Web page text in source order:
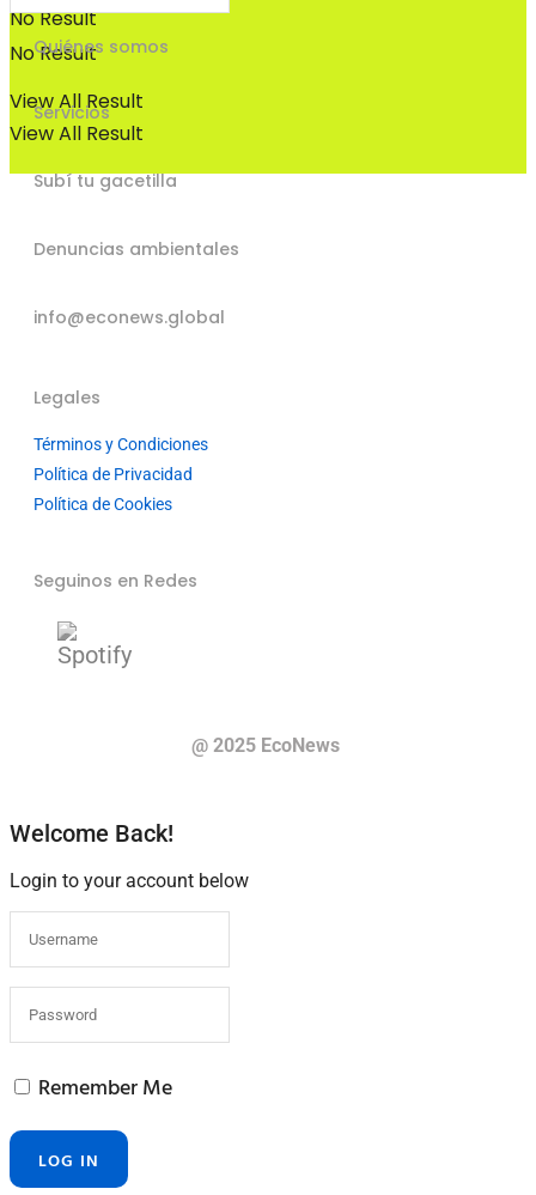
No Result
View All Result
No Result
View All Result
Quiénes somos
Servicios
Subí tu gacetilla
Denuncias ambientales
info@econews.global
Legales
Términos y Condiciones
Política de Privacidad
Política de Cookies
Seguinos en Redes
@ 2025 EcoNews
Welcome Back!
Login to your account below
Remember Me